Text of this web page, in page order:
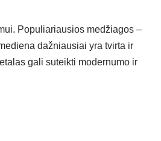
Populiariausios medžiagos –
dažniausiai yra tvirta ir
gali suteikti modernumo ir